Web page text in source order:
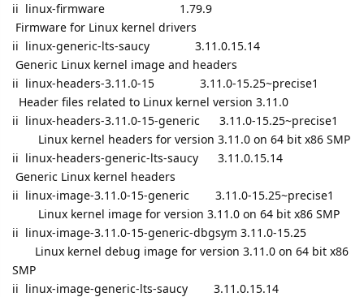
ii linux-firmware 1.79.9
Firmware for Linux kernel drivers
ii linux-generic-lts-saucy 3.11.0.15.14
Generic Linux kernel image and headers
ii linux-headers-3.11.0-15 3.11.0-15.25~precise1
Header files related to Linux kernel version 3.11.0
ii linux-headers-3.11.0-15-generic 3.11.0-15.25~precise1
Linux kernel headers for version 3.11.0 on 64 bit x86 SMP
ii linux-headers-generic-lts-saucy 3.11.0.15.14
Generic Linux kernel headers
ii linux-image-3.11.0-15-generic 3.11.0-15.25~precise1
Linux kernel image for version 3.11.0 on 64 bit x86 SMP
ii linux-image-3.11.0-15-generic-dbgsym 3.11.0-15.25
Linux kernel debug image for version 3.11.0 on 64 bit x86
SMP
ii linux-image-generic-lts-saucy 3.11.0.15.14